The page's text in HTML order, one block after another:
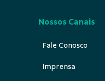
Nossos Canais
Fale Conosco
Imprensa